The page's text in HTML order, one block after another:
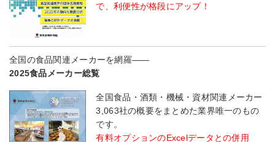
で、利便性が格段にアップ！
全国の食品関連メーカーを網羅――
2025食品メーカー総覧
全国食品・酒類・機械・資材関連メーカー
3,063社の概要をまとめた業界唯一のもの
です。
有料オプションのExcelデータとの併用